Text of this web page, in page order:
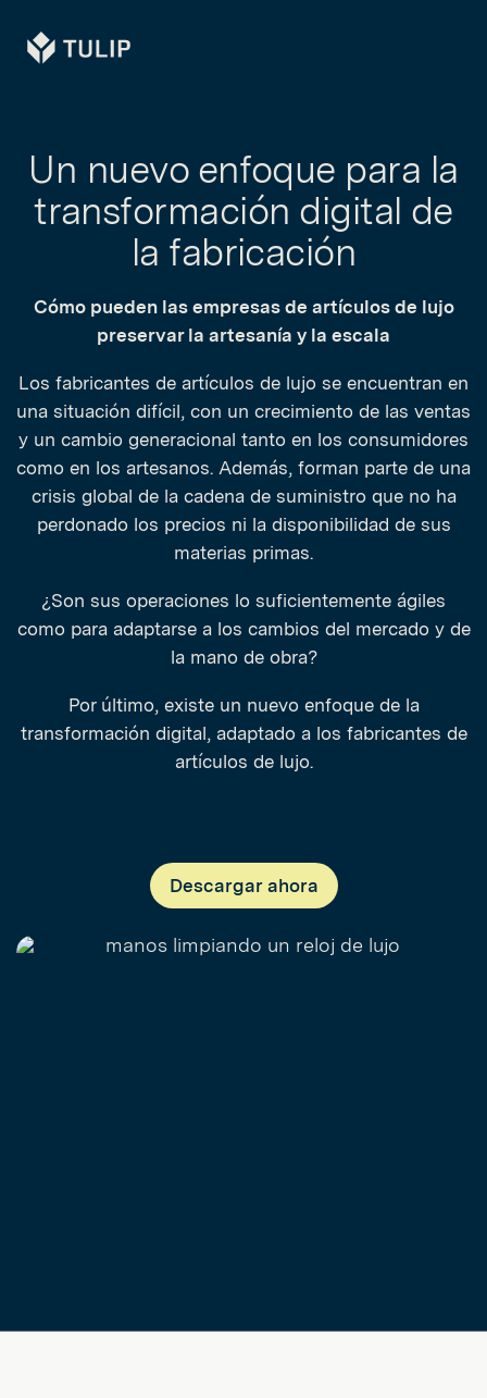
Tulip
Un nuevo enfoque para la
transformación digital de
la fabricación
Cómo pueden las empresas de artículos de lujo
preservar la artesanía y la escala
Los fabricantes de artículos de lujo se encuentran en
una situación difícil, con un crecimiento de las ventas
y un cambio generacional tanto en los consumidores
como en los artesanos. Además, forman parte de una
crisis global de la cadena de suministro que no ha
perdonado los precios ni la disponibilidad de sus
materias primas.
¿Son sus operaciones lo suficientemente ágiles
como para adaptarse a los cambios del mercado y de
la mano de obra?
Por último, existe un nuevo enfoque de la
transformación digital, adaptado a los fabricantes de
artículos de lujo.
Descargar ahora